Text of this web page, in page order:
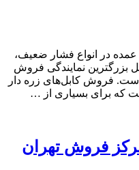
در انواع فشار ضعیف،
آراد کابل بزرگترین نمایندگی فروش
است. فروش کابل‌های زره دار
که برای بسیاری از …
فروش تهران